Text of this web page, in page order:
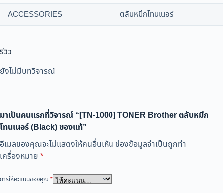
ACCESSORIES
ตลับหมึกโทนเนอร์
รีวิว
ยังไม่มีบทวิจารณ์
มาเป็นคนแรกที่วิจารณ์ “[TN-1000] TONER Brother ตลับหมึก
โทนเนอร์ (Black) ของแท้”
อีเมลของคุณจะไม่แสดงให้คนอื่นเห็น ช่องข้อมูลจำเป็นถูกทำ
เครื่องหมาย *
การให้คะแนนของคุณ *